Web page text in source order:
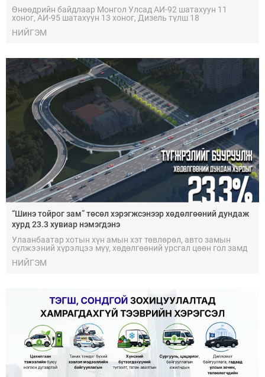
Өнөөдрийн байдлаар Монгол Улсад АИ-92 шатахуун 11
хоног, АИ-95 шатахуун 13 хоног, Дизель түлш 18
хоног, Онгоцны түлш 10 хоногийн нөөцтэй байна.
НИЙГЭМ
“Шинэ тойрог зам” төсөл хэрэгжсэнээр хөдөлгөөний дундаж
хурд 23.3 хувиар нэмэгдэнэ
Улаанбаатар хотын хүн амын хэт төвлөрөл, авто замын
сүлжээний хүрэлцээ муу, хөдөлгөөний урсгал цөөн гол замд
төвлөрсөн зэрэг нь замын түгжрэлийн үндсэн шалтгаан
болсоор байна.
НИЙГЭМ